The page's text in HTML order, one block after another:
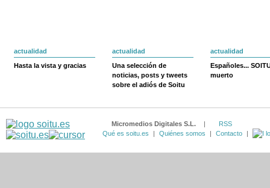
actualidad
Hasta la vista y gracias
actualidad
Una selección de
noticias, posts y tweets
sobre el adiós de Soitu
actualidad
Españoles...
muerto
Micromedios Digitales S.L. |
RSS
Qué es soitu.es
| Quiénes somos | Contacto |